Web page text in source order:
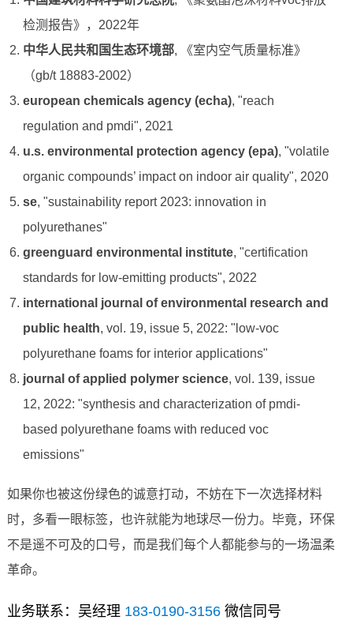
检测报告》，2022年
中华人民共和国生态环境部, 《室内空气质量标准》
（gb/t 18883-2002）
european chemicals agency (echa), "reach
regulation and pmdi", 2021
u.s. environmental protection agency (epa), "volatile
organic compounds’ impact on indoor air quality", 2020
se, "sustainability report 2023: innovation in
polyurethanes"
greenguard environmental institute, "certification
standards for low-emitting products", 2022
international journal of environmental research and
public health, vol. 19, issue 5, 2022: "low-voc
polyurethane foams for interior applications"
journal of applied polymer science, vol. 139, issue
12, 2022: "synthesis and characterization of pmdi-
based polyurethane foams with reduced voc
emissions"
如果你也被这份绿色的诚意打动，不妨在下一次选择材料
时，多看一眼标签，也许就能为地球尽一份力。毕竟，环保
不是遥不可及的口号，而是我们每个人都能参与的一场温柔
革命。
业务联系：吴经理 183-0190-3156微信同号